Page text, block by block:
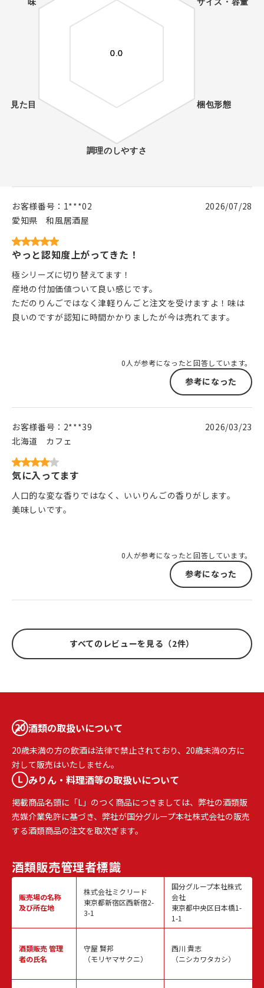
お客様番号： 1***02
愛知県
和風居酒屋
2026/07/28
やっと認知度上がってきた！
極シリーズに切り替えてます！
産地の付加価値ついて良い感じです。
ただのりんごではなく津軽りんごと注文を受けますよ！味は
良いのですが認知に時間かかりましたが今は売れてます。
0人が参考になったと回答しています。
参考になった
お客様番号： 2***39
北海道
カフェ
2026/03/23
気に入ってます
人口的な変な香りではなく、いいりんごの香りがします。
美味しいです。
0人が参考になったと回答しています。
参考になった
すべてのレビューを見る（2件）
酒類の取扱いについて
20歳未満の方の飲酒は法律で禁止されており、20歳未満の方に
対して販売はいたしません。
みりん・料理酒等の取扱いについて
掲載商品名頭に「L」のつく商品につきましては、弊社の酒類販
売媒介業免許に基づき、弊社が国分グループ本社株式会社の販売
する酒類商品の注文を取次ぎます。
酒類販売管理者標識
販売場の名称
及び所在地
酒類販売管理
者の氏名
株式会社ミクリード
東京都新宿区西新宿2-
3-1
守屋 賢邦
（モリヤマサクニ）
国分グループ本社株式
会社
東京都中央区日本橋1-
1-1
西川 貴志
（ニシカワタカシ）